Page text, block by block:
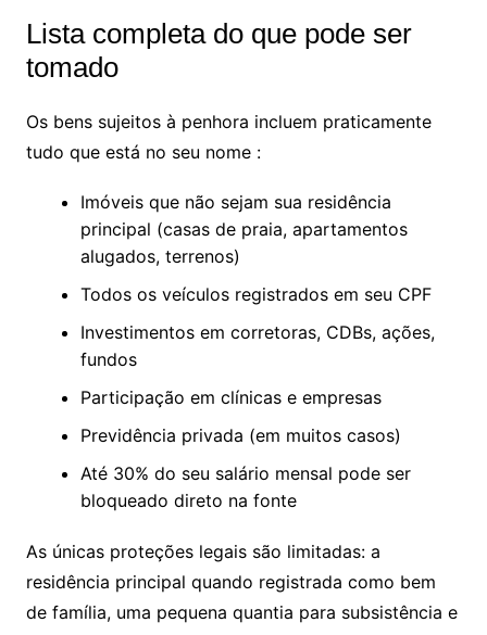
Lista completa do que pode ser
tomado
Os bens sujeitos à penhora incluem praticamente
tudo que está no seu nome :
Imóveis que não sejam sua residência
principal (casas de praia, apartamentos
alugados, terrenos)
Todos os veículos registrados em seu CPF
Investimentos em corretoras, CDBs, ações,
fundos
Participação em clínicas e empresas
Previdência privada (em muitos casos)
Até 30% do seu salário mensal pode ser
bloqueado direto na fonte
As únicas proteções legais são limitadas: a
residência principal quando registrada como bem
de família, uma pequena quantia para subsistência e